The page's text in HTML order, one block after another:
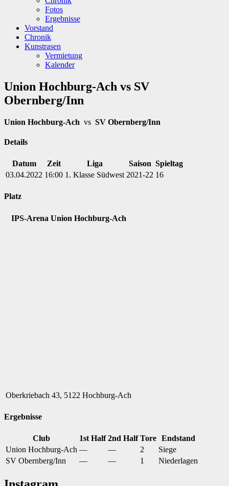
Fotos
Ergebnisse
Vorstand
Chronik
Kunstrasen
Vermietung
Kalender
Union Hochburg-Ach vs SV
Obernberg/Inn
Union Hochburg-Ach vs SV Obernberg/Inn
Details
Datum Zeit Liga Saison Spieltag
03.04.2022 16:00 1. Klasse Südwest 2021-22 16
Platz
IPS-Arena Union Hochburg-Ach
Oberkriebach 43, 5122 Hochburg-Ach
Ergebnisse
Club 1st Half 2nd Half Tore Endstand
Union Hochburg-Ach — — 2
Siege
SV Obernberg/Inn
— — 1 Niederlagen